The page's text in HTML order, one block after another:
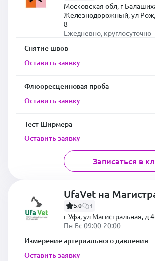
Московская обл, г
Железнодорожный, ул
8
Ежедневно, круглосуточно
Снятие швов
Оставить заявку
Флюоресцеиновая проба
Оставить заявку
Тест Ширмера
Оставить заявку
Записаться в
UfaVet на
5.0 1
г Уфа, ул Магистральная, д
Пн-Вс 09:00-20:00
Измерение артериального давления
Оставить заявку